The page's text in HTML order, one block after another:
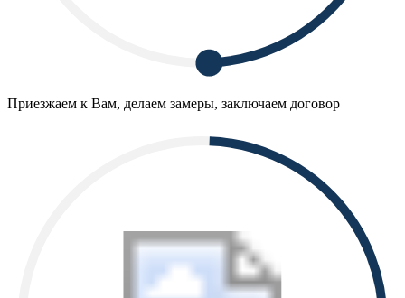
Приезжаем к Вам, делаем замеры, заключаем договор